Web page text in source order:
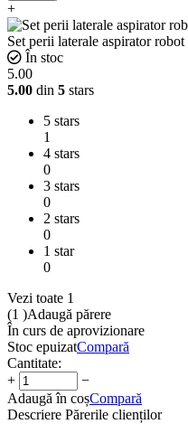
+
Set perii laterale aspirator
În stoc
5.00
5.00 din 5 stars
5 stars
1
4 stars
0
3 stars
0
2 stars
0
1 star
0
Vezi toate 1
(1 )Adaugă părere
În curs de aprovizionare
Stoc epuizatCompară
Cantitate:
+
−
Adaugă în coșCompară
Descriere Părerile clienților